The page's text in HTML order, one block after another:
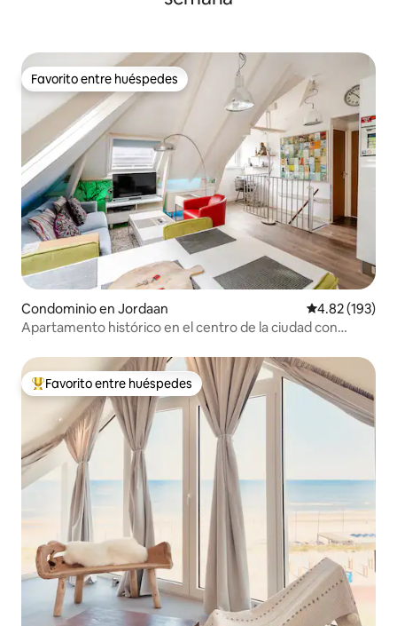
Favorito entre huéspedes
Favorito entre huéspedes
Condominio en Jordaan Calificación
4.82 (193)
Apartamento histórico en el centro de la ciudad con
De los mejores en Favorito entre huéspedes
Favorito entre huéspedes